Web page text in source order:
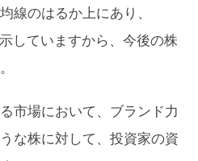
線のはるか上にあり、
していますから、今後の株
市場において、ブランド力
な株に対して、投資家の資